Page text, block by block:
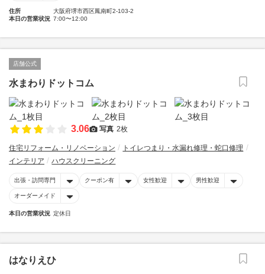
住所
大阪府堺市西区鳳南町2-103-2
本日の営業状況 7:00〜12:00
店舗公式
水まわりドットコム
3.06 写真 2枚
住宅リフォーム・リノベーション
トイレつまり・水漏れ修理・蛇口修理
インテリア
ハウスクリーニング
出張・訪問専門 クーポン有 女性歓迎 男性歓迎
オーダーメイド
本日の営業状況 定休日
はなりえひ